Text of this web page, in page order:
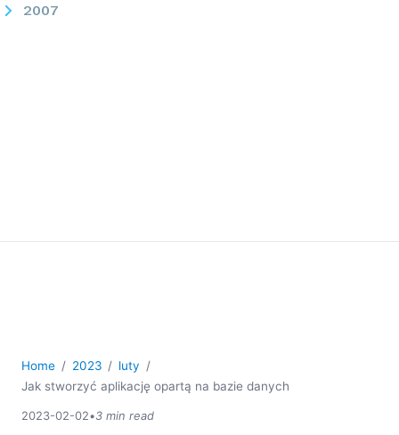
2007
Home 2023
luty
Jak stworzyć aplikację opartą na bazie danych
2023-02-02•3 min read